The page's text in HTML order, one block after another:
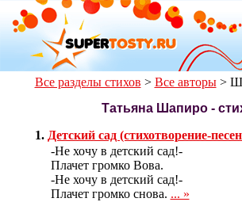
Все разделы стихов > Все авторы>
Татьяна Шапиро -
1. Детский сад (стихотворение-
-Не хочу в детский сад!-
Плачет громко Вова.
-Не хочу в детский сад!-
Плачет громко снова. ... »